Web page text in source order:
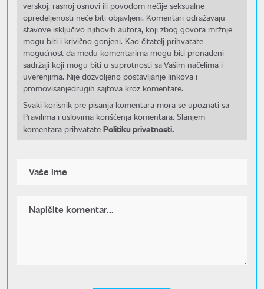
verskoj, rasnoj osnovi ili povodom nečije seksualne
opredeljenosti neće biti objavljeni. Komentari odražavaju
stavove isključivo njihovih autora, koji zbog govora mržnje
mogu biti i krivično gonjeni. Kao čitatelj prihvatate
mogućnost da među komentarima mogu biti pronađeni
sadržaji koji mogu biti u suprotnosti sa Vašim načelima i
uverenjima. Nije dozvoljeno postavljanje linkova i
promovisanjedrugih sajtova kroz komentare.
Svaki korisnik pre pisanja komentara mora se upoznati sa
Pravilima i uslovima korišćenja komentara. Slanjem
komentara prihvatate Politiku privatnosti.